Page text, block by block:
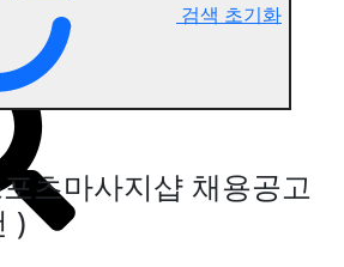
정보
검색 초기화
츠마사지샵 채용공고
)